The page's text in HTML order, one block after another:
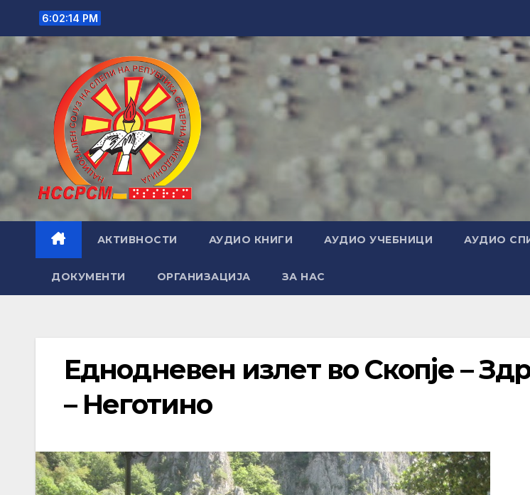
content
6:02:15 PM
АКТИВНОСТИ АУДИО КНИГИ АУДИО УЧЕБНИЦИ АУДИО
ДОКУМЕНТИ ОРГАНИЗАЦИЈА ЗА НАС
Еднодневен излет во Скопје –
– Неготино